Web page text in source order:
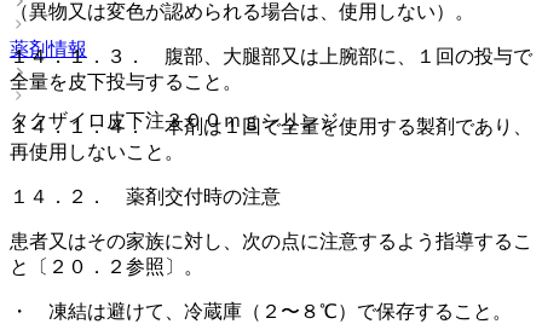
薬剤情報
タクザイロ皮下注３００ｍｇシリンジ
（異物又は変色が認められる場合は、使用しない）。
１４．１．３． 腹部、大腿部又は上腕部に、１回の投与で
全量を皮下投与すること。
１４．１．４． 本剤は１回で全量を使用する製剤であり、
再使用しないこと。
１４．２． 薬剤交付時の注意
患者又はその家族に対し、次の点に注意するよう指導するこ
と〔２０．２参照〕。
・ 凍結は避けて、冷蔵庫（２〜８℃）で保存すること。